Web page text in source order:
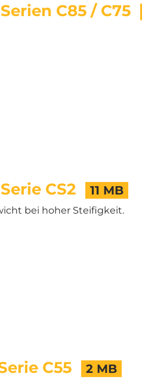
C85 / C75
CS2 11 MB
bei hoher Steifigkeit.
C55 2 MB